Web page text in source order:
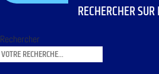
RECHERCHER
Rechercher